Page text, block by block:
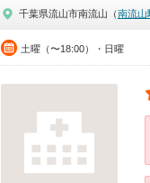
千葉県流山市南流山（南流山
土曜（〜18:00）・日曜